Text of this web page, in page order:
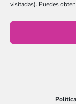
visitadas). Puedes